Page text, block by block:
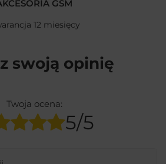
GSM
12 miesięcy
swoją opinię
Twoja ocena:
5/5